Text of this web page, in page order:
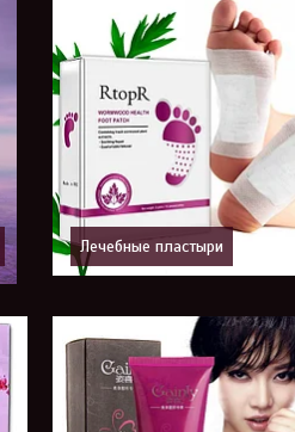
Лечебные пластыри